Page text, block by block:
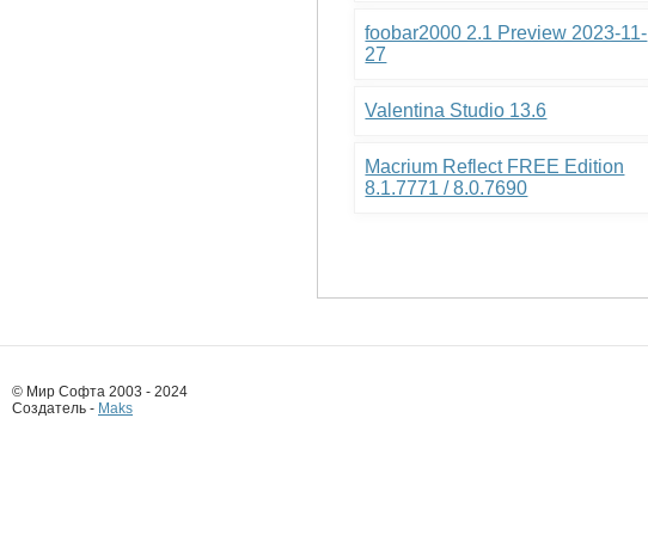
foobar2000 2.1 Preview 2023-11-
27
Valentina Studio 13.6
Macrium Reflect FREE Edition
8.1.7771 / 8.0.7690
© Мир Софта 2003 - 2024
Создатель - Maks